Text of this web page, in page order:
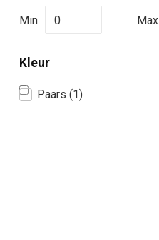
Kleur
Paars (1)
Min Max